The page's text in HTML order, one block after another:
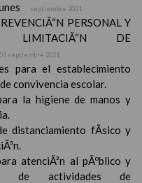
septiembre 2021
PERSONAL Y
DE
01 septiembre 2021
para el establecimiento
convivencia escolar.
la higiene de manos y
distanciamiento fÃ­sico y
atenciÃ³n al pÃºblico y
de actividades de